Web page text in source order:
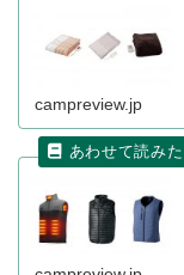
campreview.jp